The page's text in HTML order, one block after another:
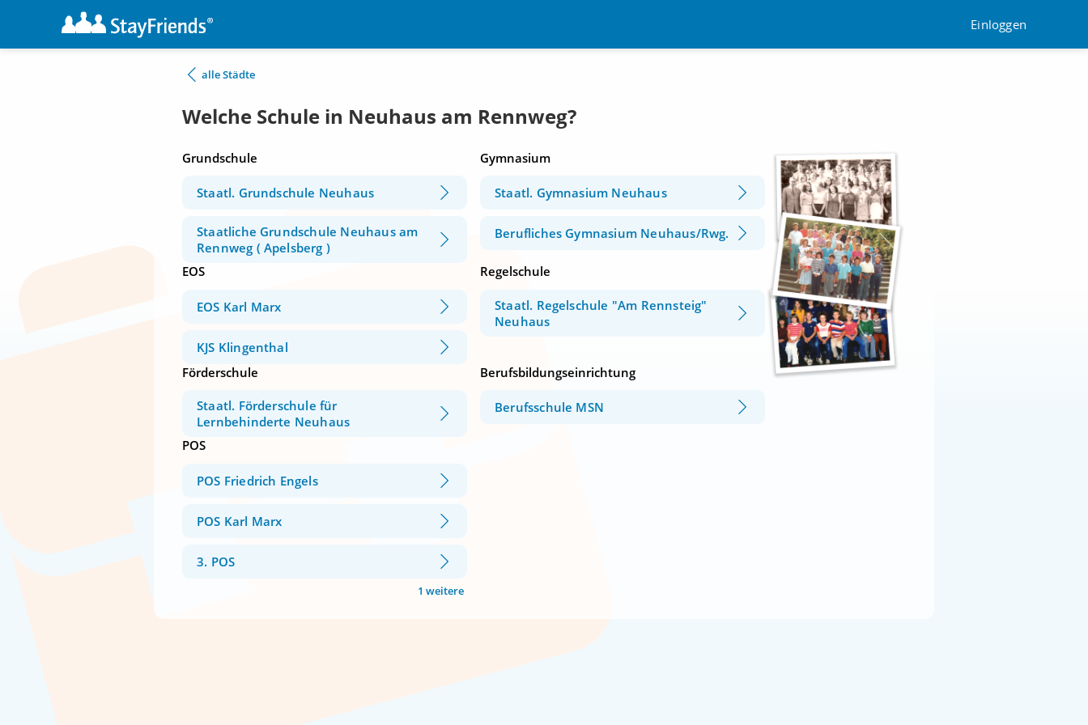
Einloggen
alle Städte
Welche Schule in Neuhaus am Rennweg?
Grundschule
Staatl. Grundschule Neuhaus
Staatliche Grundschule Neuhaus am
Rennweg ( Apelsberg )
Gymnasium
Staatl. Gymnasium Neuhaus
Berufliches Gymnasium Neuhaus/Rwg.
EOS
EOS Karl Marx
KJS Klingenthal
Regelschule
Staatl. Regelschule "Am Rennsteig"
Neuhaus
Förderschule
Staatl. Förderschule für
Lernbehinderte Neuhaus
Berufsbildungseinrichtung
Berufsschule MSN
POS
POS Friedrich Engels
POS Karl Marx
3. POS
1 weitere